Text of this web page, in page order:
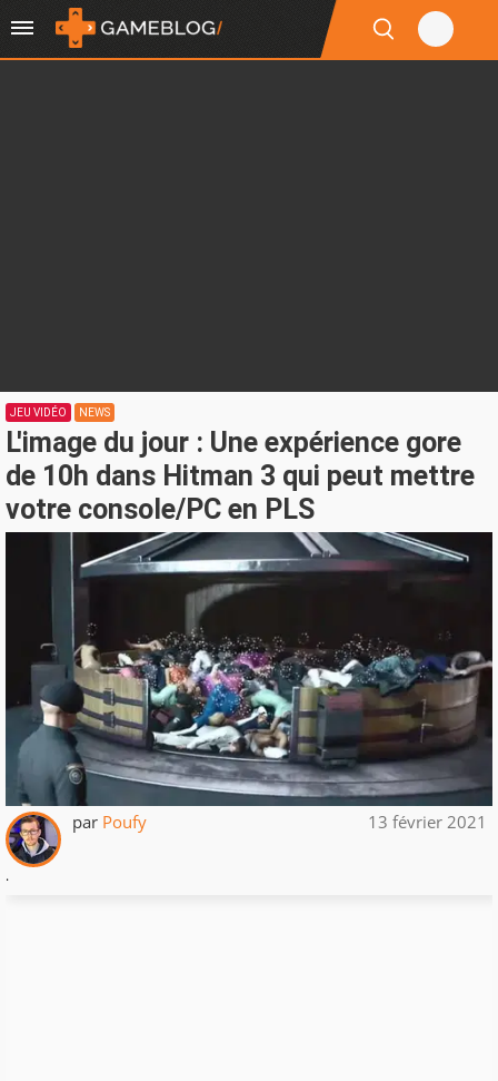
JEU VIDÉO NEWS
L'image du jour : Une expérience gore
de 10h dans Hitman 3 qui peut mettre
votre console/PC en PLS
par Poufy 13 février 2021
.